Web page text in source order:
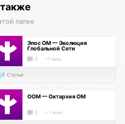
папке
Эпос ОМ — Эволюция
Глобальной Сети
0 ~1 мин.
Статья
ООМ — Октархия ОМ
0 < 1 мин.